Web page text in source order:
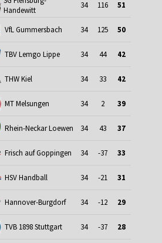
Handewitt
34 116 51
VfL Gummersbach 34 125 50
TBV Lemgo Lippe 34 44 42
THW Kiel 34 33 42
MT Melsungen 34 2 39
Rhein-Neckar Loewen 34 43 37
Frisch auf Goppingen 34 -37 33
HSV Handball 34 -21 31
Hannover-Burgdorf 34 -12 29
TVB 1898 Stuttgart 34 -37 28